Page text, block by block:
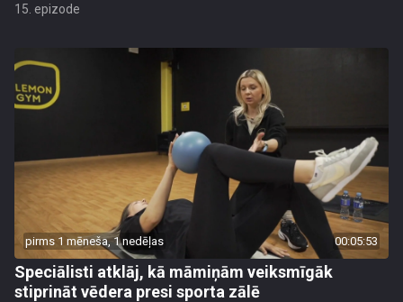
15. epizode
pirms 1 mēneša, 1 nedēļas 00:05:53
Speciālisti atklāj, kā māmiņām veiksmīgāk
stiprināt vēdera presi sporta zālē